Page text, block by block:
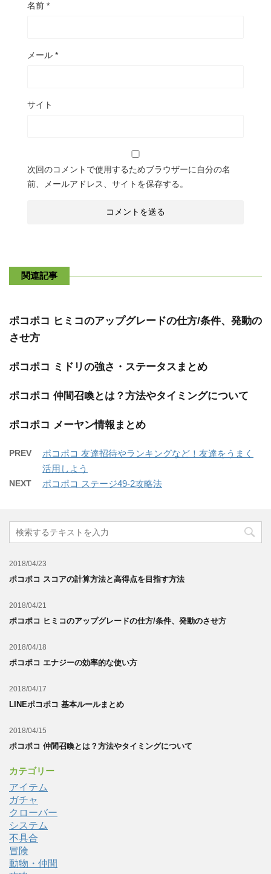
名前 *
メール *
サイト
次回のコメントで使用するためブラウザーに自分の名
前、メールアドレス、サイトを保存する。
関連記事
ポコポコ ヒミコのアップグレードの仕方/条件、発動の
させ方
ポコポコ ミドリの強さ・ステータスまとめ
ポコポコ 仲間召喚とは？方法やタイミングについて
ポコポコ メーヤン情報まとめ
PREV
ポコポコ 友達招待やランキングなど！友達をうまく
活用しよう
NEXT ポコポコ ステージ49-2攻略法
2018/04/23
ポコポコ スコアの計算方法と高得点を目指す方法
2018/04/21
ポコポコ ヒミコのアップグレードの仕方/条件、発動のさせ方
2018/04/18
ポコポコ エナジーの効率的な使い方
2018/04/17
LINEポコポコ 基本ルールまとめ
2018/04/15
ポコポコ 仲間召喚とは？方法やタイミングについて
カテゴリー
アイテム
ガチャ
クローバー
システム
不具合
冒険
動物・仲間